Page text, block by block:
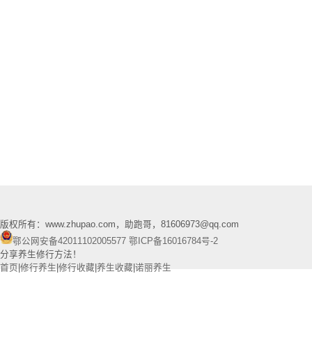
版权所有：www.zhupao.com，助跑哥，81606973@qq.com
鄂公网安备42011102005577 鄂ICP备16016784号-2
分享养生修行方法！
首页 修行养生 修行收藏 养生收藏 诺丽养生